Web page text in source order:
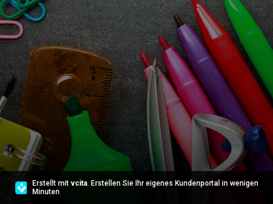
Erstellt mit vcita. Erstellen Sie Ihr eigenes Kundenportal in wenigen
Minuten